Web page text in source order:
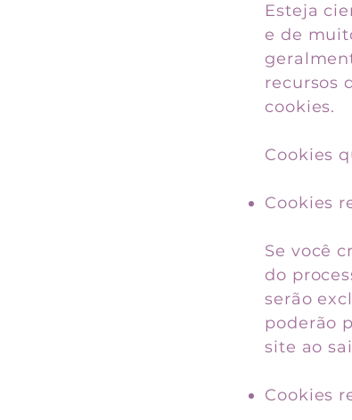
Esteja
e de
recursos
cookies.
Cookies
Cookies
Se você
do
serão
poderão
site ao
Cookies